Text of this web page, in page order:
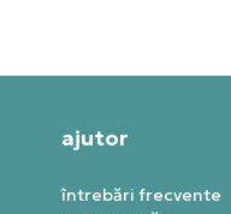
ajutor
întrebări frecvente